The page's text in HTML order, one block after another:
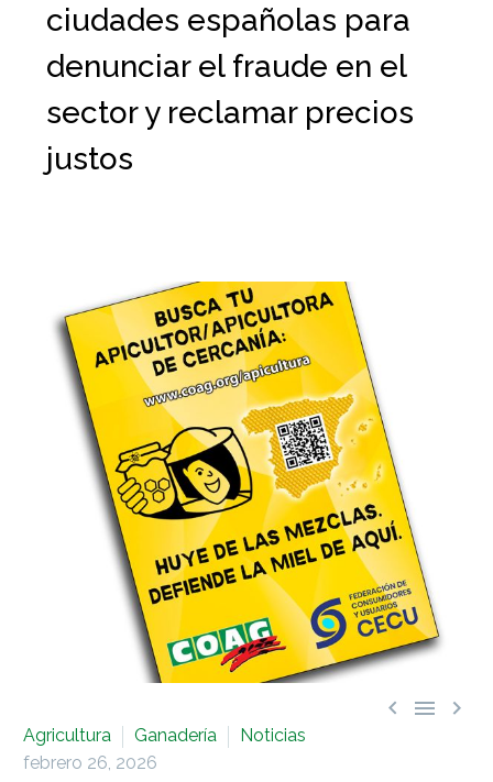
ciudades españolas para
denunciar el fraude en el
sector y reclamar precios
justos
  
Agricultura Ganadería
Noticias
febrero 26, 2026